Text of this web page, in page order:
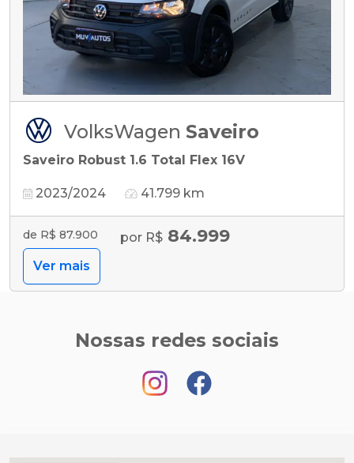
VolksWagen Saveiro
Saveiro Robust 1.6 Total Flex 16V
2023/2024 41.799 km
de R$ 87.900 por R$ 84.999
Ver mais
Nossas redes sociais